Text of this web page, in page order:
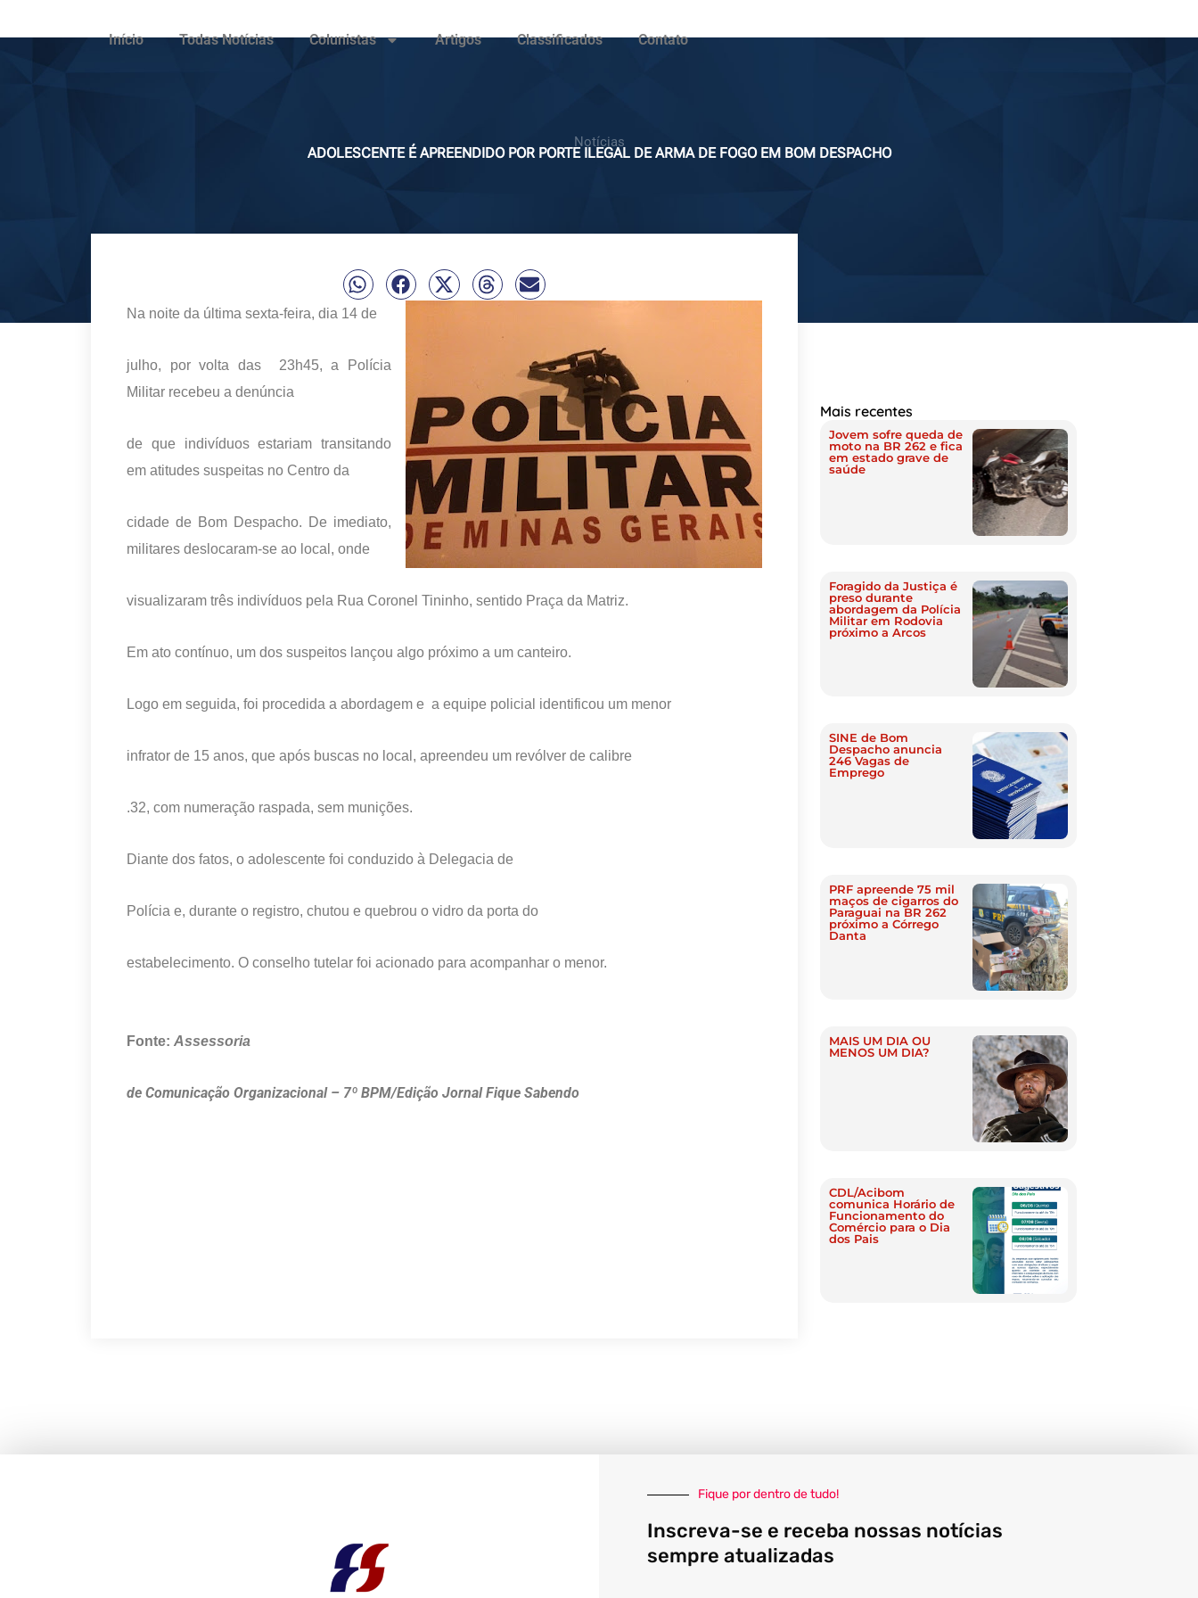
Início Todas Notícias Colunistas Artigos Classificados Contato
Notícias
ADOLESCENTE É APREENDIDO POR PORTE ILEGAL DE ARMA DE FOGO EM BOM DESPACHO
Na noite da última sexta-feira, dia 14 de
julho, por volta das 23h45,a Polícia
Militar recebeu a denúncia
de que indivíduos estariam transitando
em atitudes suspeitas no Centro da
cidade de Bom Despacho. De imediato,
militares deslocaram-se ao local, onde
visualizaram três indivíduos pela Rua Coronel Tininho, sentido Praça da Matriz.
Em ato contínuo, um dos suspeitos lançou algo próximo a um canteiro.
Logo em seguida, foi procedida a abordagem e a equipe policial identificou um menor
infrator de 15 anos, que após buscas no local, apreendeu um revólver de calibre
.32, com numeração raspada, sem munições.
Diante dos fatos, o adolescente foi conduzido à Delegacia de
Polícia e, durante o registro, chutou e quebrou o vidro da porta do
estabelecimento. O conselho tutelar foi acionado para acompanhar o menor.
Fonte: Assessoria
de Comunicação Organizacional – 7º BPM/Edição Jornal Fique Sabendo
Mais recentes
Jovem sofre queda de
moto na BR 262 e fica
em estado grave de
saúde
Foragido da Justiça é
preso durante
abordagem da Polícia
Militar em Rodovia
próximo a Arcos
SINE de Bom
Despacho anuncia
246 Vagas de
Emprego
PRF apreende 75 mil
maços de cigarros do
Paraguai na BR 262
próximo a Córrego
Danta
MAIS UM DIA OU
MENOS UM DIA?
CDL/Acibom
comunica Horário de
Funcionamento do
Comércio para o Dia
dos Pais
Fique por dentro de tudo!
Inscreva-se e receba nossas notícias
sempre atualizadas